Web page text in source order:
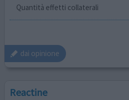
Quantità effetti collaterali
dai opinione
Reactine